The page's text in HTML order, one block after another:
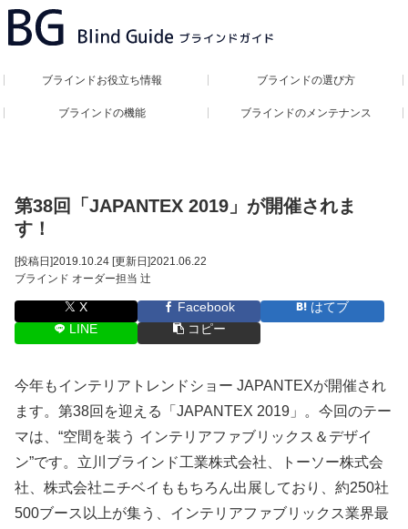
ブラインドお役立ち情報 ブラインドの選び方
ブラインドの機能 ブラインドのメンテナンス
第38回「JAPANTEX 2019」が開催されま
す！
[投稿日]2019.10.24 [更新日]2021.06.22
ブラインド オーダー担当 辻
X Facebook
はてブ
LINE
コピー
今年もインテリアトレンドショー JAPANTEXが開催され
ます。第38回を迎える「JAPANTEX 2019」。今回のテー
マは、“空間を装う インテリアファブリックス＆デザイ
ン”です。立川ブラインド工業株式会社、トーソー株式会
社、株式会社ニチベイももちろん出展しており、約250社
500ブース以上が集う、インテリアファブリックス業界最